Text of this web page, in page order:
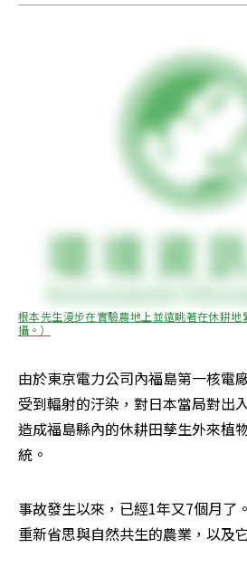
根本先生漫步在實驗農地上並遠眺著在休耕
攝。）
由於東京電力公司內福島第一核電
受到輻射的汙染，對日本當局對出
造成福島縣內的休耕田孳生外來植
統。
事故發生以來，已經1年又7個月了
重新省思與自然共生的農業，以及